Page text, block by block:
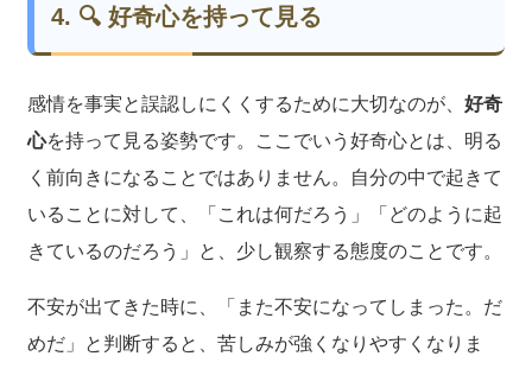
4. 🔍 好奇心を持って見る
感情を事実と誤認しにくくするために大切なのが、好奇
心を持って見る姿勢です。ここでいう好奇心とは、明る
く前向きになることではありません。自分の中で起きて
いることに対して、「これは何だろう」「どのように起
きているのだろう」と、少し観察する態度のことです。
不安が出てきた時に、「また不安になってしまった。だ
めだ」と判断すると、苦しみが強くなりやすくなりま